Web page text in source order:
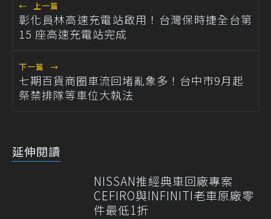
← 上一篇
彰化員林高速充電站啟用！台灣保時捷全台第
15 座高速充電站完成
下一篇 →
七期百貨商圈車流回堵亂象多！台中市9月起
祭禁排隊等車位大執法
延伸閱讀
NISSAN推經典車回廠專案
CEFIRO與INFINITI老車原廠零
件最低1折